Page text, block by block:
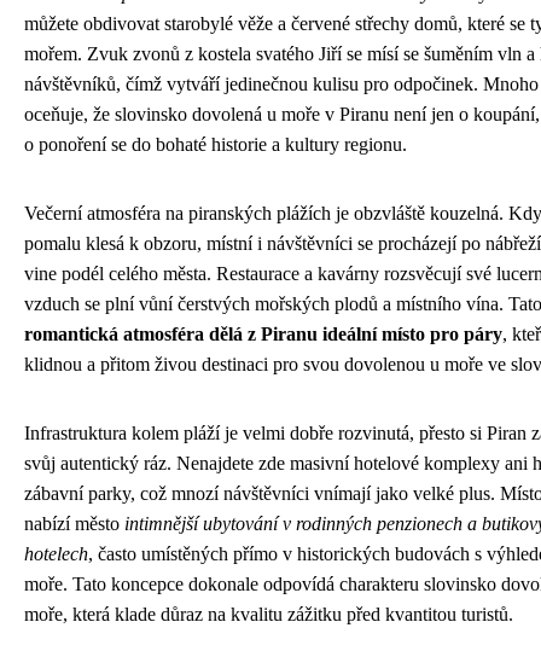
můžete obdivovat starobylé věže a červené střechy domů, které se
mořem. Zvuk zvonů z kostela svatého Jiří se mísí se šuměním vln a
návštěvníků, čímž vytváří jedinečnou kulisu pro odpočinek.
oceňuje, že slovinsko dovolená u moře v Piranu není jen o
o ponoření se do bohaté historie a kultury regionu.
Večerní atmosféra na piranských plážích je obzvláště kouzelná.
pomalu klesá k obzoru, místní i návštěvníci se procházejí po
vine podél celého města. Restaurace a kavárny rozsvěcují své
vzduch se plní vůní čerstvých mořských plodů a místního vína. Tato
romantická atmosféra dělá z Piranu ideální místo pro páry,
klidnou a přitom živou destinaci pro svou dovolenou u moře ve
Infrastruktura kolem pláží je velmi dobře rozvinutá, přesto si Piran
svůj autentický ráz. Nenajdete zde masivní hotelové komplexy ani
zábavní parky, což mnozí návštěvníci vnímají jako velké plus.
nabízí město intimnější ubytování v rodinných penzionech a
hotelech, často umístěných přímo v historických budovách s
moře. Tato koncepce dokonale odpovídá charakteru slovinsko
moře, která klade důraz na kvalitu zážitku před kvantitou turistů.